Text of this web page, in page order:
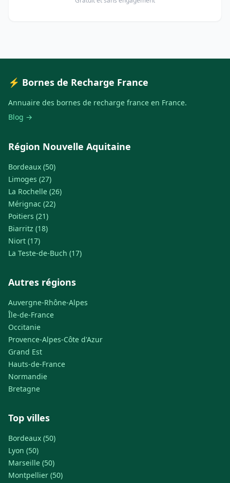
⚡ Bornes de Recharge France
Annuaire des bornes de recharge france en France.
Blog →
Région Nouvelle Aquitaine
Bordeaux (50)
Limoges (27)
La Rochelle (26)
Mérignac (22)
Poitiers (21)
Biarritz (18)
Niort (17)
La Teste-de-Buch (17)
Autres régions
Auvergne-Rhône-Alpes
Île-de-France
Occitanie
Provence-Alpes-Côte d'Azur
Grand Est
Hauts-de-France
Normandie
Bretagne
Top villes
Bordeaux (50)
Lyon (50)
Marseille (50)
Montpellier (50)